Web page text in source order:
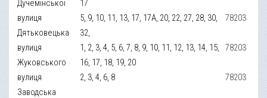
Дучемінської
17
вулиця
Дятьковецька
5, 9, 10, 11, 13, 17, 17А, 20, 22, 27, 28, 30,
32,
78203
вулиця
Жуковського
1, 2, 3, 4, 5, 6, 7, 8, 9, 10, 11, 12, 13, 14, 15,
16, 17, 18, 19, 20
78203
вулиця
Заводська
2, 3, 4, 6, 8 78203